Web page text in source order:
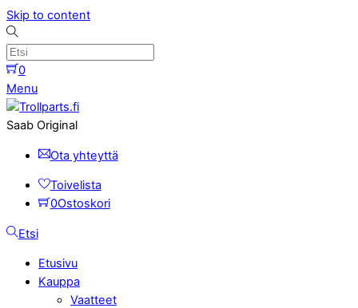
Skip to content
0
Menu
Saab Original
Ota yhteyttä
Toivelista
0Ostoskori
Etsi
Etusivu
Kauppa
Vaatteet